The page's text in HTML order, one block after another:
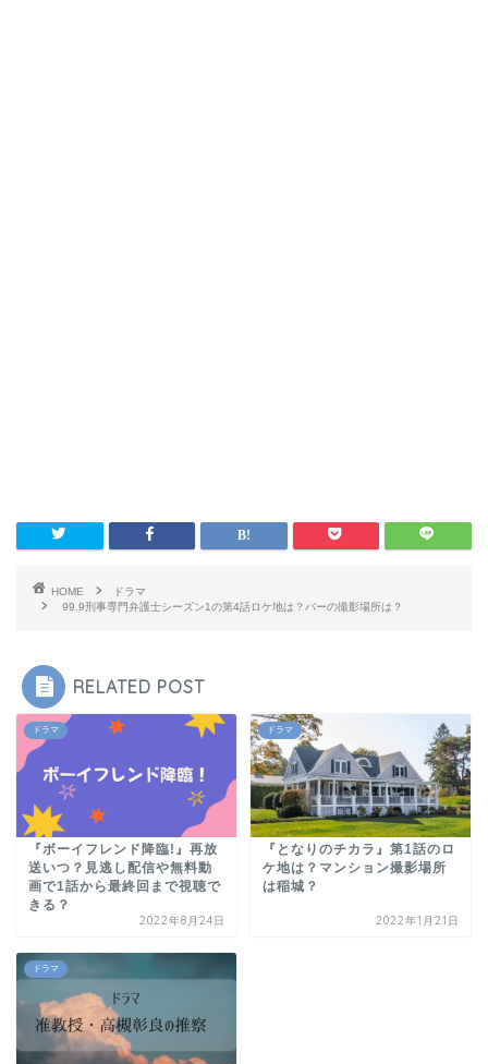
HOME
ドラマ
99.9刑事専門弁護士シーズン1の第4話ロケ地は？バーの撮影場所は？
RELATED POST
ドラマ
『ボーイフレンド降臨!』再放
送いつ？見逃し配信や無料動
画で1話から最終回まで視聴で
きる？
2022年8月24日
ドラマ
『となりのチカラ』第1話のロ
ケ地は？マンション撮影場所
は稲城？
2022年1月21日
ドラマ